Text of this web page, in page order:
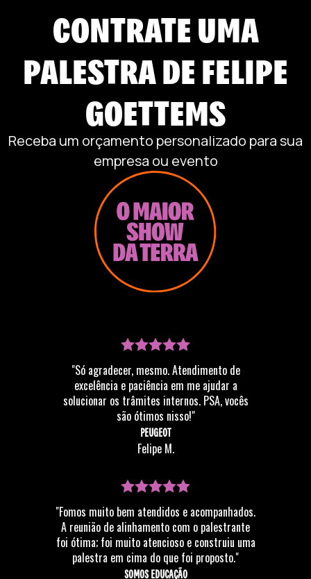
CONTRATE UMA
PALESTRA DEFELIPE
GOETTEMS
Receba um orçamento personalizado para sua
empresa ou evento
"Só agradecer, mesmo. Atendimento de
excelência e paciência em me ajudar a
solucionar os trâmites internos. PSA, vocês
são ótimos nisso!"
PEUGEOT
Felipe M.
"Fomos muito bem atendidos e acompanhados.
A reunião de alinhamento com o palestrante
foi ótima; foi muito atencioso e construiu uma
palestra em cima do que foi proposto."
SOMOS EDUCAÇÃO